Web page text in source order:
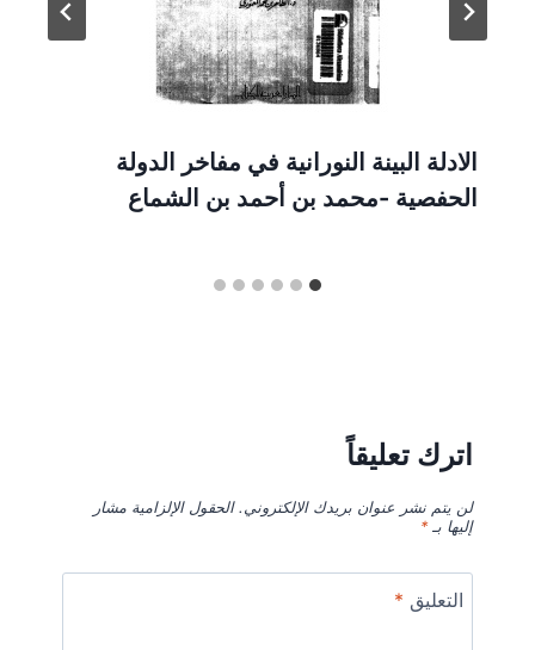
الادلة البينة النورانية في مفاخر الدولة
الحفصية -محمد بن أحمد بن الشماع
اترك تعليقاً
لن يتم نشر عنوان بريدك الإلكتروني. الحقول الإلزامية مشار
إليها بـ*
التعليق *